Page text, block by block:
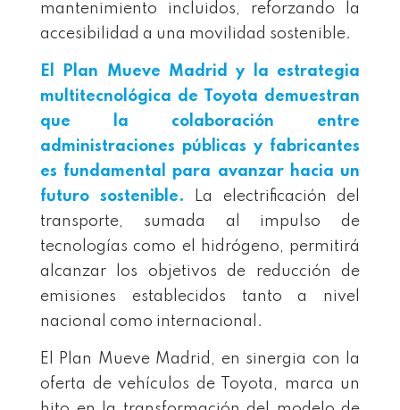
mantenimiento incluidos, reforzando la
accesibilidad a una movilidad sostenible.
El Plan Mueve Madrid y la estrategia
multitecnológica de Toyota demuestran
que la colaboración entre
administraciones públicas y fabricantes
es fundamental para avanzar hacia un
futuro sostenible. La electrificación del
transporte, sumada al impulso de
tecnologías como el hidrógeno, permitirá
alcanzar los objetivos de reducción de
emisiones establecidos tanto a nivel
nacional como internacional.
El Plan Mueve Madrid, en sinergia con la
oferta de vehículos de Toyota, marca un